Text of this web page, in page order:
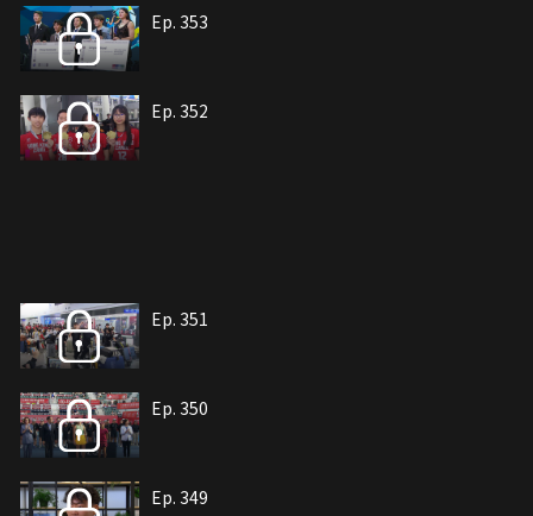
Ep. 353
Ep. 352
Ep. 351
Ep. 350
Ep. 349